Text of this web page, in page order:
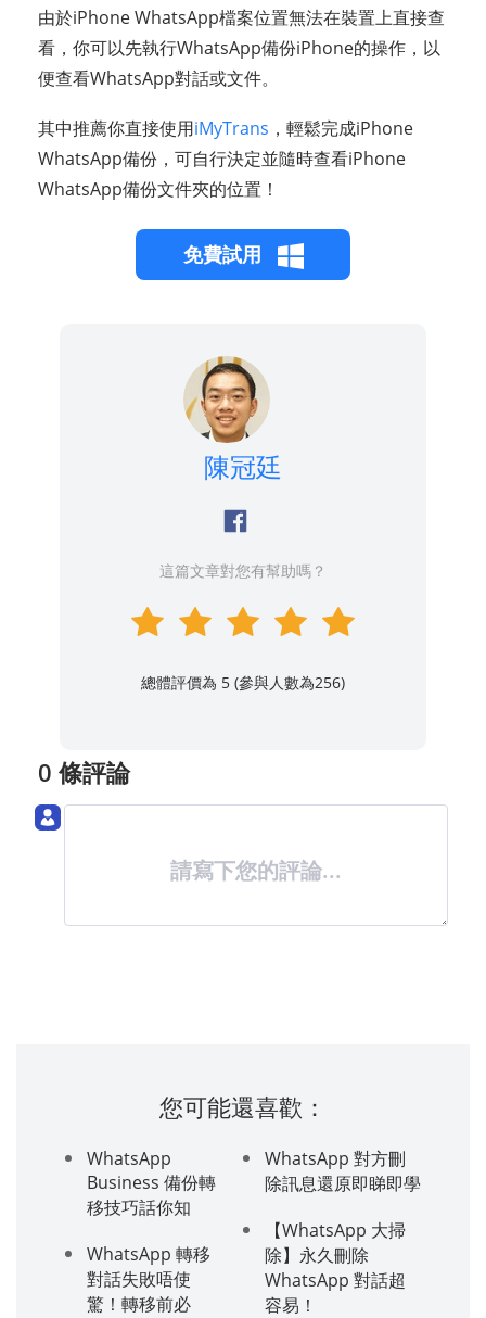
由於iPhone WhatsApp檔案位置無法在裝置上直接查
看，你可以先執行WhatsApp備份iPhone的操作，以
便查看WhatsApp對話或文件。
其中推薦你直接使用iMyTrans ，輕鬆完成iPhone
WhatsApp備份，可自行決定並隨時查看iPhone
WhatsApp備份文件夾的位置！
免費試用
陳冠廷
這篇文章對您有幫助嗎？
總體評價為 5 (參與人數為256)
0 條評論
請寫下您的評論...
您可能還喜歡：
WhatsApp
Business 備份轉
移技巧話你知
WhatsApp 轉移
對話失敗唔使
驚！轉移前必
WhatsApp 對方刪
除訊息還原即睇即學
【WhatsApp 大掃
除】永久刪除
WhatsApp 對話超
容易！